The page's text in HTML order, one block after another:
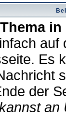
Es
der